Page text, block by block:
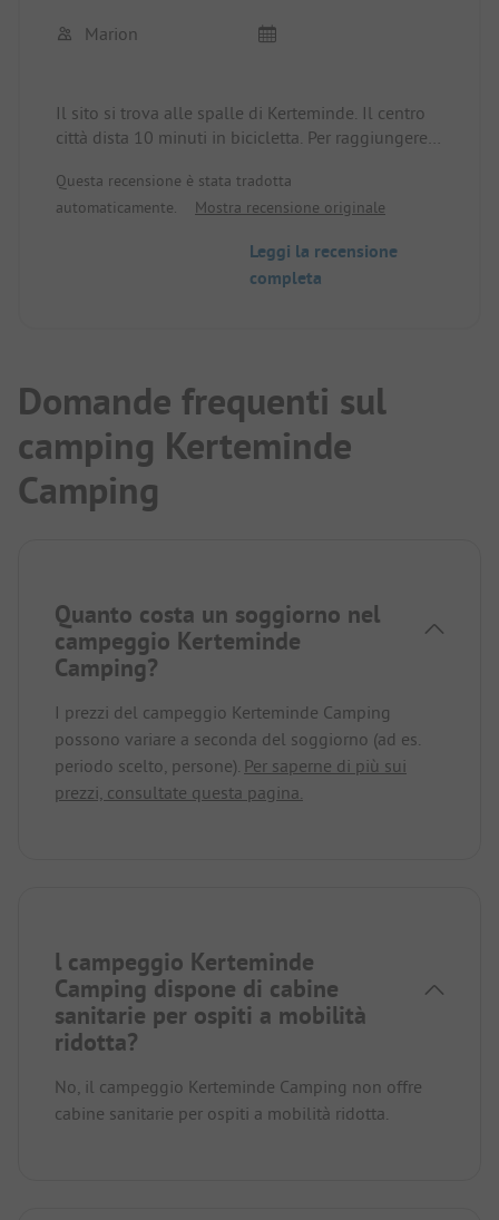
Marion
Il sito si trova alle spalle di Kerteminde. Il centro
città dista 10 minuti in bicicletta. Per raggiungere
principale e la spiaggia stessa non è molto bella.
Questa recensione è stata tradotta
automaticamente.
Mostra recensione originale
Leggi la recensione
completa
Domande frequenti sul
camping Kerteminde
Camping
Quanto costa un soggiorno nel
campeggio Kerteminde
Camping?
I prezzi del campeggio Kerteminde Camping
possono variare a seconda del soggiorno (ad es.
periodo scelto, persone). Per saperne di più sui
prezzi, consultate questa pagina.
l campeggio Kerteminde
Camping dispone di cabine
sanitarie per ospiti a mobilità
ridotta?
No, il campeggio Kerteminde Camping non offre
cabine sanitarie per ospiti a mobilità ridotta.